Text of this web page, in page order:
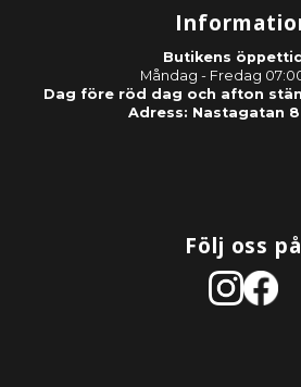
Butikens
Måndag - Fredag
Dag före röd dag och afton
Adress: Nastagatan 8
Följ oss på